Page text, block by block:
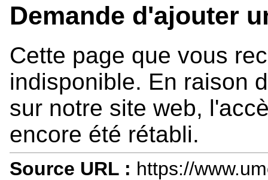
Demande d'ajouter
Cette page que vous
indisponible. En raison
sur notre site web,
encore été rétabli.
Source URL : https://